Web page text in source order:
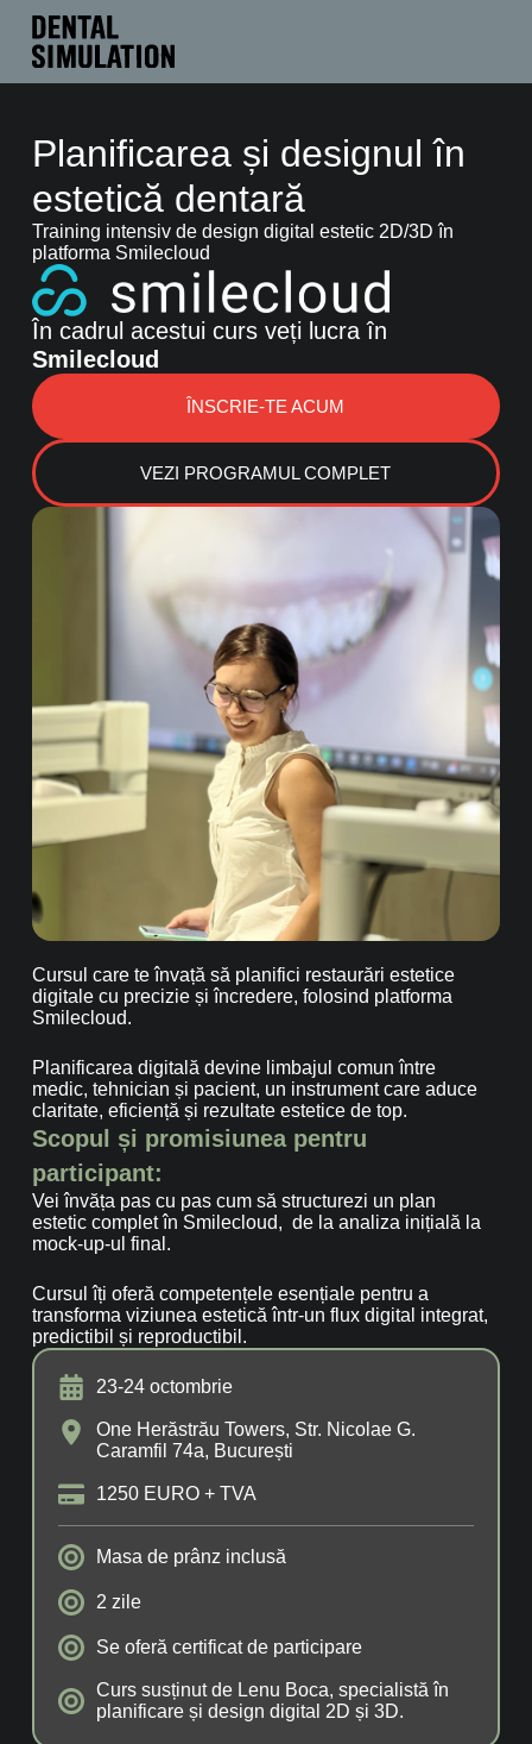
Planificarea și designul în
estetică dentară
Training intensiv de design digital estetic 2D/3D în
platforma Smilecloud
În cadrul acestui curs veți lucra în
Smilecloud
ÎNSCRIE-TE ACUM
VEZI PROGRAMUL COMPLET
Cursul care te învață să planifici restaurări estetice
digitale cu precizie și încredere, folosind platforma
Smilecloud.
Planificarea digitală devine limbajul comun între
medic, tehnician și pacient, un instrument care aduce
claritate, eficiență și rezultate estetice de top.
Scopul și promisiunea pentru
participant:
Vei învăța pas cu pas cum să structurezi un plan
estetic complet în Smilecloud, de la analiza inițială la
mock-up-ul final.
Cursul îți oferă competențele esențiale pentru a
transforma viziunea estetică într-un flux digital integrat,
predictibil și reproductibil.
23-24 octombrie
One Herăstrău Towers, Str. Nicolae G.
Caramfil 74a, București
1250 EURO + TVA
Masa de prânz inclusă
2 zile
Se oferă certificat de participare
Curs susținut de Lenu Boca, specialistă în
planificare și design digital 2D și 3D.